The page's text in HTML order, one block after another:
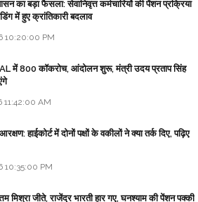
का बड़ा फैसला: सेवानिवृत्त कर्मचारियों की पेंशन प्रक्रिया
में हुए क्रांतिकारी बदलाव
PM
में 800 कॉकरोच, आंदोलन शुरू, मंत्री उदय प्रताप सिंह
AM
हाईकोर्ट में दोनों पक्षों के वकीलों ने क्या तर्क दिए, पढ़िए
PM
मिश्रा जीते, राजेंद्र भारती हार गए, घनश्याम की पेंशन पक्की